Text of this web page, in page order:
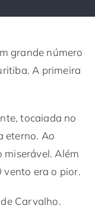
grande número
A primeira
tocaiada no
eterno. Ao
Além
vento era o pior.
Carvalho.